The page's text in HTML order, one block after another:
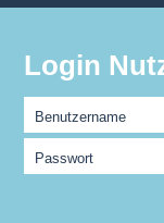
Login
Benutzername
Passwort